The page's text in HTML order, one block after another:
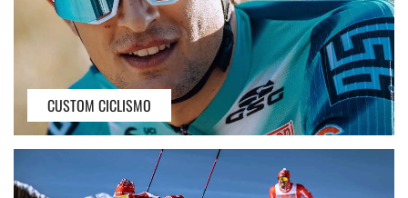
CUSTOM CICLISMO